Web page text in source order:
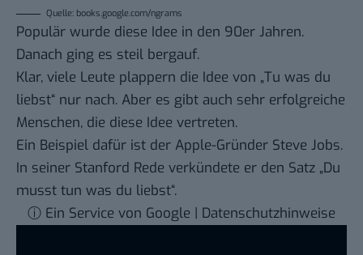
Quelle: books.google.com/ngrams
Populär wurde diese Idee in den 90er Jahren.
Danach ging es steil bergauf.
Klar, viele Leute plappern die Idee von „Tu was du
liebst“ nur nach. Aber es gibt auch sehr erfolgreiche
Menschen, die diese Idee vertreten.
Ein Beispiel dafür ist der Apple-Gründer Steve Jobs.
In seiner Stanford Rede verkündete er den Satz „Du
musst tun was du liebst“.
ⓘ Ein Service von Google | Datenschutzhinweise